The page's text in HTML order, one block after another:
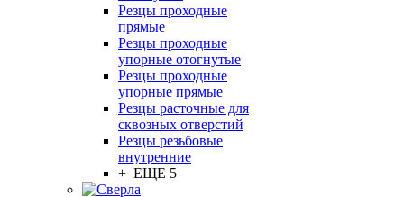
Резцы проходные
прямые
Резцы проходные
упорные отогнутые
Резцы проходные
упорные прямые
Резцы расточные для
сквозных отверстий
Резцы резьбовые
внутренние
+ ЕЩЕ 5